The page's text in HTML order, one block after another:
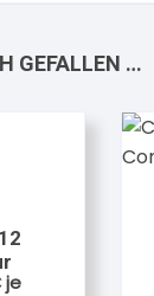
GEFALLEN …
je